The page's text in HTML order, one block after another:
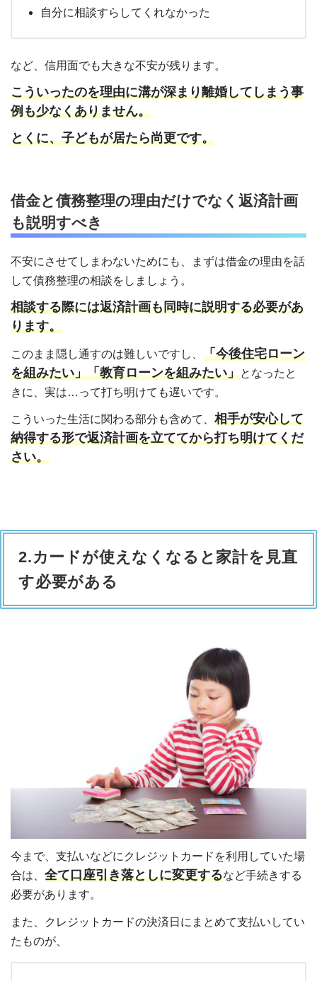
自分に相談すらしてくれなかった
など、信用面でも大きな不安が残ります。
こういったのを理由に溝が深まり離婚してしまう事
例も少なくありません。
とくに、子どもが居たら尚更です。
借金と債務整理の理由だけでなく返済計画
も説明すべき
不安にさせてしまわないためにも、まずは借金の理由を話
して債務整理の相談をしましょう。
相談する際には返済計画も同時に説明する必要があ
ります。
このまま隠し通すのは難しいですし、 「今後住宅ローン
を組みたい」「教育ローンを組みたい」となったと
きに、実は…って打ち明けても遅いです。
こういった生活に関わる部分も含めて、 相手が安心して
納得する形で返済計画を立ててから打ち明けてくだ
さい。
2.カードが使えなくなると家計を見直
す必要がある
今まで、支払いなどにクレジットカードを利用していた場
合は、 全て口座引き落としに変更するなど手続きする
必要があります。
また、クレジットカードの決済日にまとめて支払いしてい
たものが、